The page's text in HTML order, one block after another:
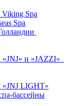
Spa
Spa
«JNJ» и «JAZZI»
«JNJ LIGHT»
бассейны